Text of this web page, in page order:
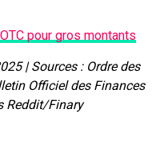
pour gros montants
| Sources : Ordre des
Officiel des Finances
Reddit/Finary